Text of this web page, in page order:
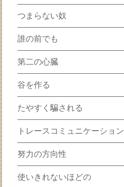
つまらない奴
誰の前でも
第二の心臓
谷を作る
たやすく騙される
トレースコミュニケーション
努力の方向性
使いきれないほどの